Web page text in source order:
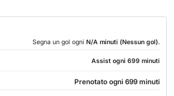
Segna un gol ogni N/A minuti (Nessun gol).
Assist ogni 699 minuti
Prenotato ogni 699 minuti